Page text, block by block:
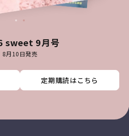
sweet 9月号
8月10日発売
定期購読はこちら
定期購読はこちら
定期購読はこちら
定期購読はこちら